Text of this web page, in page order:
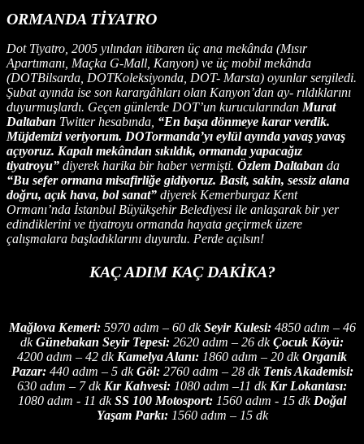
ORMANDA TİYATRO
Dot Tiyatro, 2005 yılından itibaren üç ana mekânda (Mısır
Apartımanı, Maçka G-Mall, Kanyon) ve üç mobil mekânda
(DOTBilsarda, DOTKoleksiyonda, DOT- Marsta) oyunlar sergiledi.
Şubat ayında ise son karargâhları olan Kanyon’dan ay- rıldıklarını
duyurmuşlardı. Geçen günlerde DOT’un kurucularından Murat
Daltaban Twitter hesabında, “En başa dönmeye karar verdik.
Müjdemizi veriyorum. DOTormanda’yı eylül ayında yavaş yavaş
açıyoruz. Kapalı mekândan sıkıldık, ormanda yapacağız
tiyatroyu” diyerek harika bir haber vermişti. Özlem Daltaban da
“Bu sefer ormana misafirliğe gidiyoruz. Basit, sakin, sessiz alana
doğru, açık hava, bol sanat” diyerek Kemerburgaz Kent
Ormanı’nda İstanbul Büyükşehir Belediyesi ile anlaşarak bir yer
edindiklerini ve tiyatroyu ormanda hayata geçirmek üzere
çalışmalara başladıklarını duyurdu. Perde açılsın!
KAÇ ADIM KAÇ DAKİKA?
Mağlova Kemeri:5970 adım – 60 dkSeyir Kulesi:4850 adım – 46
dkGünebakan Seyir Tepesi: 2620 adım – 26 dkÇocuk Köyü:
4200 adım – 42 dk Kamelya Alanı: 1860 adım – 20 dkOrganik
Pazar:440 adım – 5 dkGöl:2760 adım – 28 dk Tenis Akademisi:
630 adım – 7 dk Kır Kahvesi: 1080 adım –11 dk Kır Lokantası:
1080 adım - 11 dkSS 100 Motosport: 1560 adım - 15 dk Doğal
Yaşam Parkı:1560 adım – 15 dk